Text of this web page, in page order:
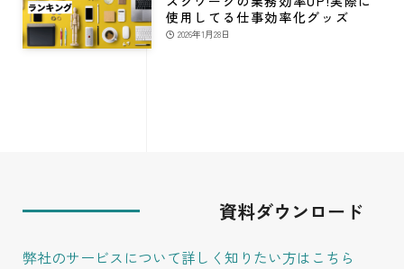
使用してる仕事効率化グッズ
2026年1月28日
資料ダウンロード
弊社のサービスについて詳しく知りたい方はこちら